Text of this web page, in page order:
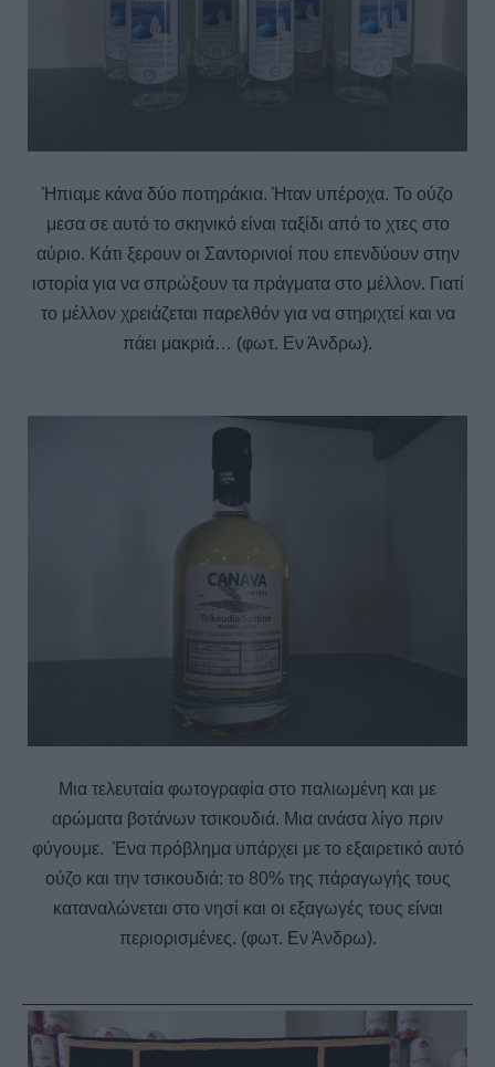
Ήπιαμε κάνα δύο ποτηράκια. Ήταν υπέροχα. Το ούζο
μεσα σε αυτό το σκηνικό είναι ταξίδι από το χτες στο
αύριο. Κάτι ξερουν οι Σαντορινιοί που επενδύουν στην
ιστορία για να σπρώξουν τα πράγματα στο μέλλον. Γιατί
το μέλλον χρειάζεται παρελθόν για να στηριχτεί και να
πάει μακριά… (φωτ. Εν Άνδρω).
Μια τελευταία φωτογραφία στο παλιωμένη και με
αρώματα βοτάνων τσικουδιά. Μια ανάσα λίγο πριν
φύγουμε. Ένα πρόβλημα υπάρχει με το εξαιρετικό αυτό
ούζο και την τσικουδιά: το 80% της πάραγωγής τους
καταναλώνεται στο νησί και οι εξαγωγές τους είναι
περιορισμένες. (φωτ. Εν Άνδρω).